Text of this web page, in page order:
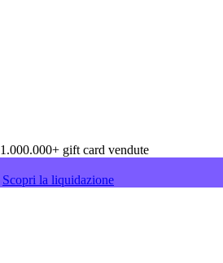
1.000.000+ gift card vendute
Scopri la liquidazione